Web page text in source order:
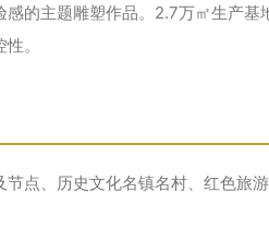
感的主题雕塑作品。2.7万㎡生产
。
节点、历史文化名镇名村、红色旅